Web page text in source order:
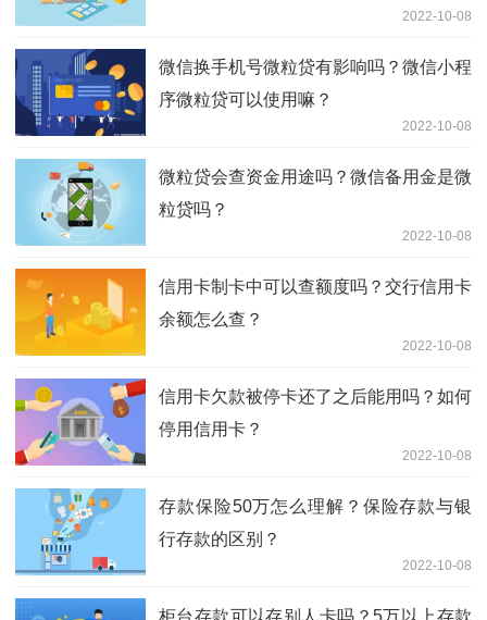
2022-10-08
微信换手机号微粒贷有影响吗？微信小程
序微粒贷可以使用嘛？
2022-10-08
微粒贷会查资金用途吗？微信备用金是微
粒贷吗？
2022-10-08
信用卡制卡中可以查额度吗？交行信用卡
余额怎么查？
2022-10-08
信用卡欠款被停卡还了之后能用吗？如何
停用信用卡？
2022-10-08
存款保险50万怎么理解？保险存款与银
行存款的区别？
2022-10-08
柜台存款可以存别人卡吗？5万以上存款